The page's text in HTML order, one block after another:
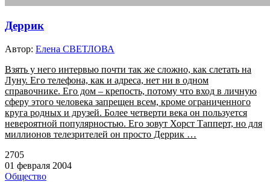
Деррик
Автор: Елена СВЕТЛОВА
Взять у него интервью почти так же сложно, как слетать на
Луну. Его телефона, как и адреса, нет ни в одном
справочнике. Его дом – крепость, потому что вход в личную
сферу этого человека запрещен всем, кроме ограниченного
круга родных и друзей. Более четверти века он пользуется
невероятной популярностью. Его зовут Хорст Тапперт, но для
миллионов телезрителей он просто Деррик …
2705
01 февраля 2004
Общество